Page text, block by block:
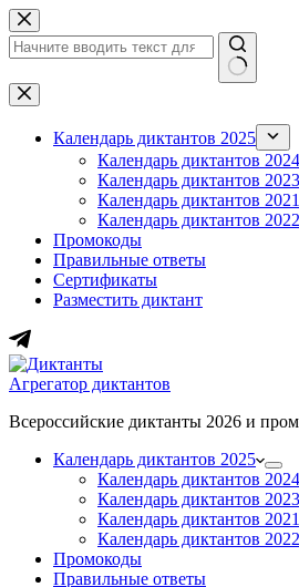
Перейти
к
сути
Ничего
не
найденоКалендарь диктантов 2025
Календарь диктантов 2024
Календарь диктантов 2023
Календарь диктантов 2021
Календарь диктантов 2022
Промокоды
Правильные ответы
Сертификаты
Разместить диктант
Агрегатор диктантов
Всероссийские диктанты 2026 и
Календарь диктантов 2025
Календарь диктантов 2024
Календарь диктантов 2023
Календарь диктантов 2021
Календарь диктантов 2022
Промокоды
Правильные ответы